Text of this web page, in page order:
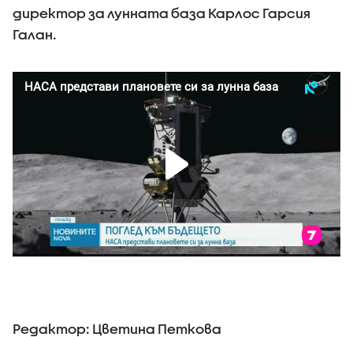
директор за лунната база Карлос Гарсия
Галан.
Редактор: Цветина Петкова